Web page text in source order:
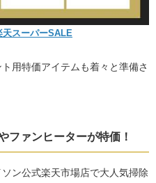
天スーパーSALE
用特価アイテムも着々と準備さ
ファンヒーターが特価！
ン公式楽天市場店で大人気掃除